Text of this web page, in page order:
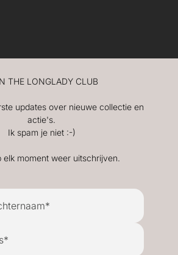
THE LONGLADY CLUB
updates over nieuwe collectie en
actie's.
Ik spam je niet :-)
elk moment weer uitschrijven.